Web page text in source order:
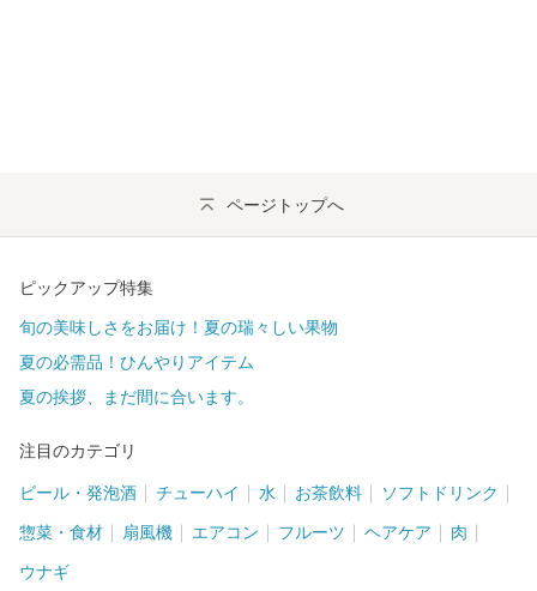
ページトップへ
ピックアップ特集
旬の美味しさをお届け！夏の瑞々しい果物
夏の必需品！ひんやりアイテム
夏の挨拶、まだ間に合います。
注目のカテゴリ
ビール・発泡酒 チューハイ 水 お茶飲料 ソフトドリンク
惣菜・食材 扇風機 エアコン フルーツ ヘアケア 肉
ウナギ